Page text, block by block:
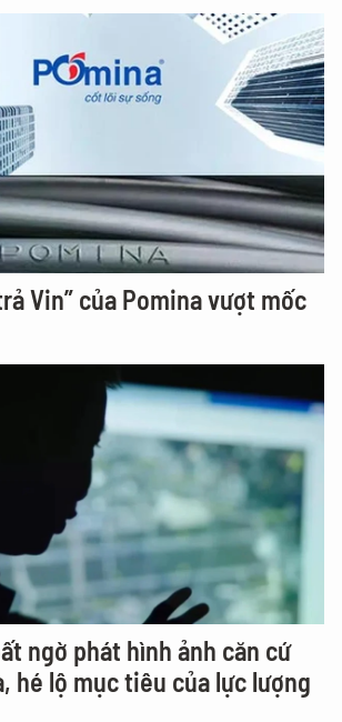
Vin” của Pomina vượt mốc
ngờ phát hình ảnh căn cứ
hé lộ mục tiêu của lực lượng